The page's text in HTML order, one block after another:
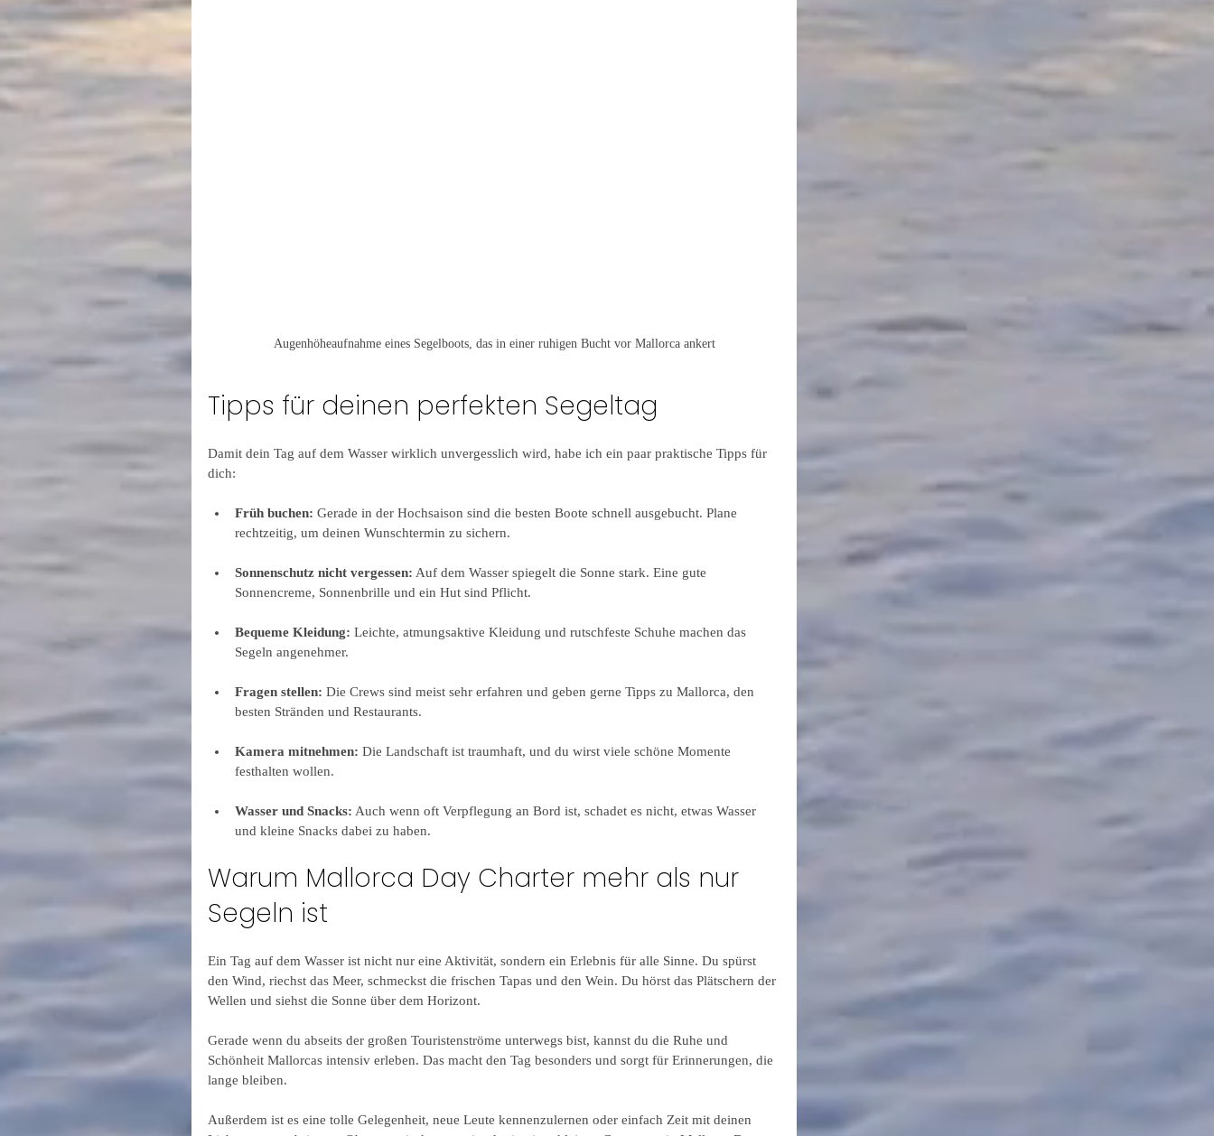
Augenhöheaufnahme eines Segelboots, das in einer ruhigen Bucht vor Mallorca ankert
Tipps für deinen perfekten Segeltag
Damit dein Tag auf dem Wasser wirklich unvergesslich wird, habe ich ein paar praktische Tipps für
dich:
Früh buchen: Gerade in der Hochsaison sind die besten Boote schnell ausgebucht. Plane
rechtzeitig, um deinen Wunschtermin zu sichern.
Sonnenschutz nicht vergessen: Auf dem Wasser spiegelt die Sonne stark. Eine gute
Sonnencreme, Sonnenbrille und ein Hut sind Pflicht.
Bequeme Kleidung: Leichte, atmungsaktive Kleidung und rutschfeste Schuhe machen das
Segeln angenehmer.
Fragen stellen: Die Crews sind meist sehr erfahren und geben gerne Tipps zu Mallorca, den
besten Stränden und Restaurants.
Kamera mitnehmen: Die Landschaft ist traumhaft, und du wirst viele schöne Momente
festhalten wollen.
Wasser und Snacks: Auch wenn oft Verpflegung an Bord ist, schadet es nicht, etwas Wasser
und kleine Snacks dabei zu haben.
Warum Mallorca Day Charter mehr als nur
Segeln ist
Ein Tag auf dem Wasser ist nicht nur eine Aktivität, sondern ein Erlebnis für alle Sinne. Du spürst
den Wind, riechst das Meer, schmeckst die frischen Tapas und den Wein. Du hörst das Plätschern der
Wellen und siehst die Sonne über dem Horizont.
Gerade wenn du abseits der großen Touristenströme unterwegs bist, kannst du die Ruhe und
Schönheit Mallorcas intensiv erleben. Das macht den Tag besonders und sorgt für Erinnerungen, die
lange bleiben.
Außerdem ist es eine tolle Gelegenheit, neue Leute kennenzulernen oder einfach Zeit mit deinen